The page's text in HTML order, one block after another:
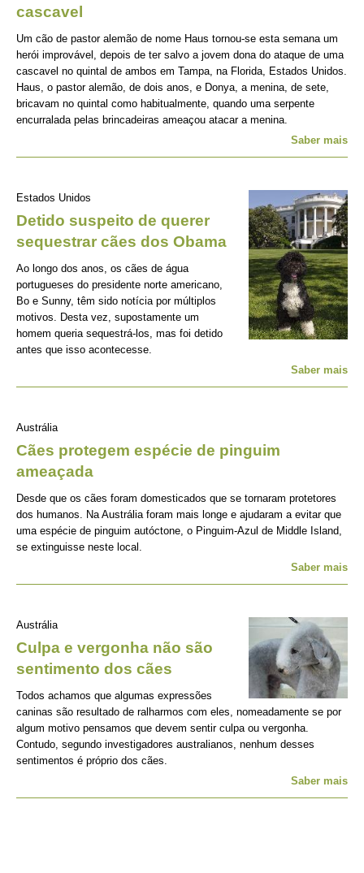
cascavel
Um cão de pastor alemão de nome Haus tornou-se esta semana um
herói improvável, depois de ter salvo a jovem dona do ataque de uma
cascavel no quintal de ambos em Tampa, na Florida, Estados Unidos.
Haus, o pastor alemão, de dois anos, e Donya, a menina, de sete,
bricavam no quintal como habitualmente, quando uma serpente
encurralada pelas brincadeiras ameaçou atacar a menina.
Saber mais
Estados Unidos
Detido suspeito de querer
sequestrar cães dos Obama
Ao longo dos anos, os cães de água
portugueses do presidente norte americano,
Bo e Sunny, têm sido notícia por múltiplos
motivos. Desta vez, supostamente um
homem queria sequestrá-los, mas foi detido
antes que isso acontecesse.
Saber mais
Austrália
Cães protegem espécie de pinguim
ameaçada
Desde que os cães foram domesticados que se tornaram protetores
dos humanos. Na Austrália foram mais longe e ajudaram a evitar que
uma espécie de pinguim autóctone, o Pinguim-Azul de Middle Island,
se extinguisse neste local.
Saber mais
Austrália
Culpa e vergonha não são
sentimento dos cães
Todos achamos que algumas expressões
caninas são resultado de ralharmos com eles, nomeadamente se por
algum motivo pensamos que devem sentir culpa ou vergonha.
Contudo, segundo investigadores australianos, nenhum desses
sentimentos é próprio dos cães.
Saber mais